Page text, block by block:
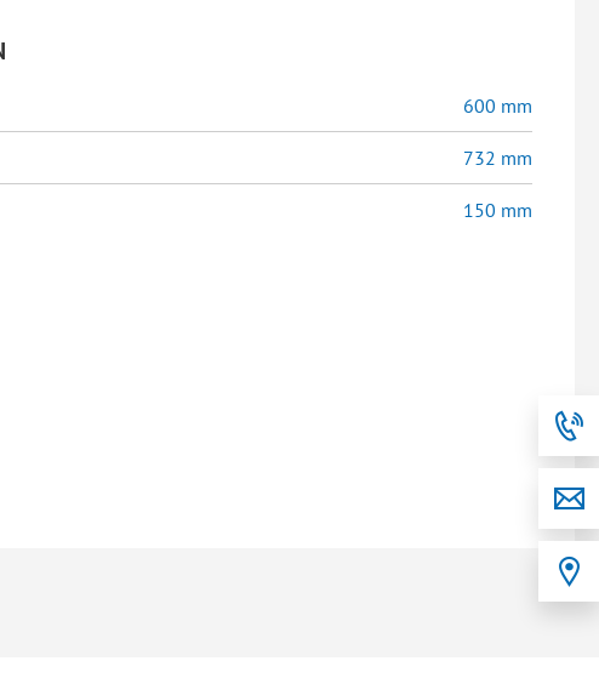
600 mm
732 mm
150 mm